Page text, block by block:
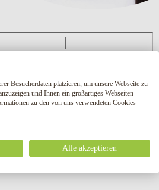
und Veranstaltungen
mit
...
Besucherdaten platzieren, um unsere Webseite zu
und Ihnen ein großartiges Webseiten-
zu den von uns verwendeten Cookies
Alle akzeptieren